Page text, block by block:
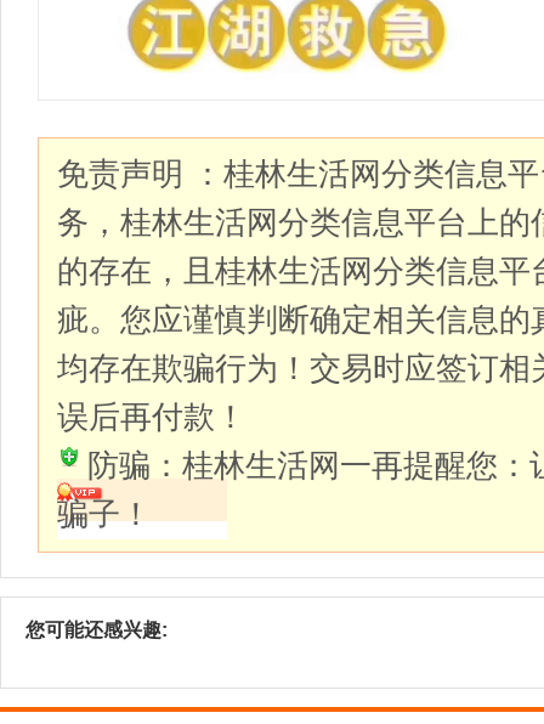
免责声明 ：桂林生活网分类信息
务，桂林生活网分类信息平台上
的存在，且桂林生活网分类信息
疵。您应谨慎判断确定相关信息
均存在欺骗行为！交易时应签订
误后再付款！
防骗：桂林生活网一再提醒您
骗子！
您可能还感兴趣: